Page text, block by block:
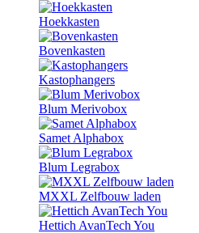
Hoekkasten
Bovenkasten
Kastophangers
Blum Merivobox
Samet Alphabox
Blum Legrabox
MXXL Zelfbouw laden
Hettich AvanTech You